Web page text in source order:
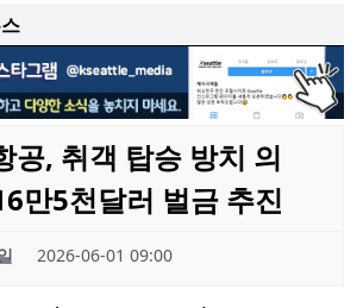
공, 취객 탑승 방치 의
만5천달러 벌금 추진
2026-06-01 09:00